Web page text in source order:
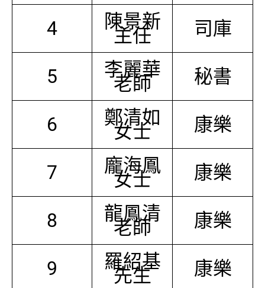
4 陳景新
主任 司庫
5 李麗華
老師 秘書
6 鄭清如
女士 康樂
7 龐海鳳
女士 康樂
8 龍鳳清
老師 康樂
9 羅紹基
先生 康樂